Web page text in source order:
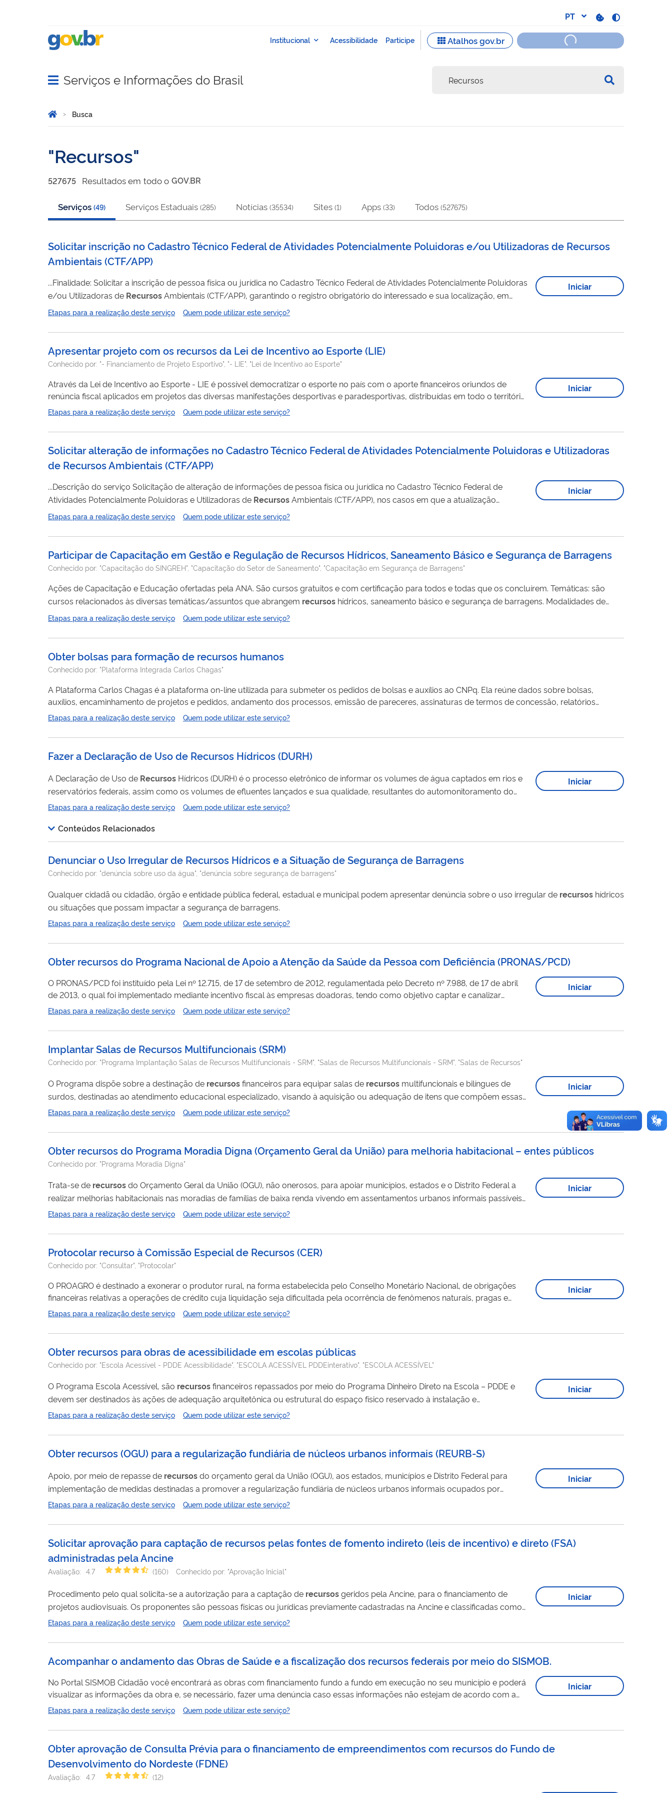
Abrir menu principal de navegação
Serviços e Informações do Brasil
Você está aqui:
Página Inicial
Busca
Recursos
527675 Resultadosem todo o GOV.BR
Serviços (49) Serviços Estaduais (285) Notícias (35534) Sites (1) Apps (33) Todos (527675)
Solicitar inscrição no Cadastro Técnico Federal de Atividades Potencialmente Poluidoras e/ou Utilizadoras de Recursos
Ambientais(CTF/APP)
...Finalidade: Solicitar a inscrição de pessoa física ou jurídica no Cadastro Técnico Federal de Atividades Potencialmente Poluidoras
e/ou Utilizadoras de RecursosAmbientais (CTF/APP), garantindo o registro obrigatório do interessado e sua localização, em
razão do exercício de atividades potencialmente poluidoras e/ou utilizadoras de
Etapas para a realização deste serviço Quem pode utilizar este serviço?
Iniciar
Apresentar projeto com os recursos da Lei de Incentivo ao Esporte(LIE)
Conhecido por: "- Financiamento de Projeto Esportivo", "- LIE", "Lei de Incentivo ao Esporte"
Através da Lei de Incentivo ao Esporte - LIE é possível democratizar o esporte no país com o aporte financeiros oriundos de
renúncia fiscal aplicados em projetos das diversas manifestações desportivas e paradesportivas, distribuídas em todo o território
nacional. Por meio de doações e patrocínios, os projetos executados via Lei de Incentivo ao Esporte - Lie, atendem crianças,
adolescentes, adultos pessoas com deficiência e idosos. Trata-se de uma inovação e um avanço na consolidação do...
Etapas para a realização deste serviço Quem pode utilizar este serviço?
Iniciar
Solicitar alteração de informações no Cadastro Técnico Federal de Atividades Potencialmente Poluidoras e Utilizadoras
de Recursos Ambientais(CTF/APP)
...Descrição do serviço Solicitação de alteração de informações de pessoa física ou jurídica no Cadastro Técnico Federal de
Atividades Potencialmente Poluidoras e Utilizadoras de RecursosAmbientais (CTF/APP), nos casos em que a atualização
depende de análise técnica prévia pelo Ibama. Quando utilizar Sempre que for necessária a atualização de dados no CTF/APP
Etapas para a realização deste serviço Quem pode utilizar este serviço?
Iniciar
Participar de Capacitação em Gestão e Regulação de Recursos Hídricos, Saneamento Básico e Segurança de Barragens
Conhecido por: "Capacitação do SINGREH", "Capacitação do Setor de Saneamento", "Capacitação em Segurança de Barragens"
Ações de Capacitação e Educação ofertadas pela ANA. São cursos gratuitos e com certificação para todos e todas que os concluírem. Temáticas: são
cursos relacionados às diversas temáticas/assuntos que abrangem recursos hídricos, saneamento básico e segurança de barragens. Modalidades de
ensino: as capacitações são ofertadas nas modalidades, presencial, a distância (EaD): autoinstrucional e remoto (síncrono e assíncrono). Idioma: para além
do português, alguns cursos são oferecidos em...
Etapas para a realização deste serviço Quem pode utilizar este serviço?
Obter bolsas para formação de recursos humanos
Conhecido por: "Plataforma Integrada Carlos Chagas"
A Plataforma Carlos Chagas é a plataforma on-line utilizada para submeter os pedidos de bolsas e auxílios ao CNPq. Ela reúne dados sobre bolsas,
auxílios, encaminhamento de projetos e pedidos, andamento dos processos, emissão de pareceres, assinaturas de termos de concessão, relatórios
técnicos e de prestação de contas, entre outras facilidades, para pesquisadores brasileiros e estrangeiros. Esta Plataforma oferece um ambiente
personalizado para o seu usuário que poderá acessar todas as...
Etapas para a realização deste serviço Quem pode utilizar este serviço?
Fazer a Declaração de Uso de Recursos Hídricos (DURH)
A Declaração de Uso de Recursos Hídricos (DURH) é o processo eletrônico de informar os volumes de água captados em rios e
reservatórios federais, assim como os volumes de efluentes lançados e sua qualidade, resultantes do automonitoramento do
uso da água. O automonitoramento consiste em o usuário derecursos
Etapas para a realização deste serviço Quem pode utilizar este serviço?
Iniciar
Conteúdos Relacionados
Denunciar o Uso Irregular de Recursos Hídricos e a Situação de Segurança de Barragens
Conhecido por: "denúncia sobre uso da água", "denúncia sobre segurança de barragens"
Qualquer cidadã ou cidadão, órgão e entidade pública federal, estadual e municipal podem apresentar denúncia sobre o uso irregular de recursos hídricos
ou situações que possam impactar a segurança de barragens.
Etapas para a realização deste serviço Quem pode utilizar este serviço?
Obter recursos do Programa Nacional de Apoio a Atenção da Saúde da Pessoa com Deficiência(PRONAS/PCD)
O PRONAS/PCD foi instituído pela Lei nº 12.715, de 17 de setembro de 2012, regulamentada pelo Decreto nº 7.988, de 17 de abril
de 2013, o qual foi implementado mediante incentivo fiscal às empresas doadoras, tendo como objetivo captar e canalizar
recursosdestinados a estimular e desenvolver ações de promoção à saúde, reabilitação/habilitação da pessoa com deficiência,
Etapas para a realização deste serviço Quem pode utilizar este serviço?
Iniciar
Implantar Salas de Recursos Multifuncionais(SRM)
Conhecido por: "Programa Implantação Salas de Recursos Multifuncionais - SRM", "Salas de Recursos Multifuncionais - SRM", "Salas de Recursos"
O Programa dispõe sobre a destinação de recursosfinanceiros para equipar salas de recursos multifuncionais e bilíngues de
surdos, destinadas ao atendimento educacional especializado, visando à aquisição ou adequação de itens que compõem essas
salas, nos moldes operacionais e regulamentares do Programa Dinheiro Direto na Escola, às escolas públicas municipais,
estaduais e do Distrito Federal da Educação Básica, conforme dispõe a Resolução nº 15, de 7 de outubro de 2020. O serviço
será...
Etapas para a realização deste serviço Quem pode utilizar este serviço?
Iniciar
Obter recursos do Programa Moradia Digna (Orçamento Geral da União) para melhoria habitacional – entes públicos
Conhecido por: "Programa Moradia Digna"
Trata-se de recursosdo Orçamento Geral da União (OGU), não onerosos, para apoiar municípios, estados e o Distrito Federal a
realizar melhorias habitacionais nas moradias de famílias de baixa renda vivendo em assentamentos urbanos informais passíveis
de regularização, por meio da contratação de serviços de assistência técnica e aquisição de material de construção. As diretrizes
para elaboração e submissão de propostas, bem como a descrição dos itens financiáveis encontram-se detalhados no ...
Etapas para a realização deste serviço Quem pode utilizar este serviço?
Iniciar
Protocolar recurso à Comissão Especial de Recursos (CER)
Conhecido por: "Consultar", "Protocolar"
O PROAGRO é destinado a exonerar o produtor rural, na forma estabelecida pelo Conselho Monetário Nacional, de obrigações
financeiras relativas a operações de crédito cuja liquidação seja dificultada pela ocorrência de fenômenos naturais, pragas e
doenças que atinjam bens, rebanhos e plantações. Ocorrendo qualquer evento que provoque diminuição ou falta de receita do
empreendimento enquadrado no Programa de Garantia da Atividade Agropecuária – Proagro, e caso o agente financeiro não
acate o...
Etapas para a realização deste serviço Quem pode utilizar este serviço?
Iniciar
Obter recursos para obras de acessibilidade em escolas públicas
Conhecido por: "Escola Acessível - PDDE Acessibilidade", "ESCOLA ACESSÍVEL PDDEinterativo", "ESCOLA ACESSÍVEL"
O Programa Escola Acessível, são recursosfinanceiros repassados por meio do Programa Dinheiro Direto na Escola – PDDE e
devem ser destinados às ações de adequação arquitetônica ou estrutural do espaço físico reservado à instalação e
funcionamento das salas derecursosmultifuncionais; adequação de sanitários, alargamento de portas e vias de acesso,
cadeira de rodas,...
Etapas para a realização deste serviço Quem pode utilizar este serviço?
Iniciar
Obter recursos (OGU) para a regularização fundiária de núcleos urbanos informais(REURB-S)
Apoio, por meio de repasse de recursosdo orçamento geral da União (OGU), aos estados, municípios e Distrito Federal para
implementação de medidas destinadas a promover a regularização fundiária de núcleos urbanos informais ocupados por
parlamentar.
Etapas para a realização deste serviço Quem pode utilizar este serviço?
Iniciar
Solicitar aprovação para captação de recursos pelas fontes de fomento indireto (leis de incentivo) e direto (FSA)
administradas pela Ancine
Avaliação: 4.7 (160) Conhecido por: "Aprovação Inicial"
Procedimento pelo qual solicita-se a autorização para a captação de recursosgeridos pela Ancine, para o financiamento de
projetos audiovisuais. Os proponentes são pessoas físicas ou jurídicas previamente cadastradas na Ancine e classificadas como
aptas para a solicitação.
Etapas para a realização deste serviço Quem pode utilizar este serviço?
Iniciar
Acompanhar o andamento das Obras de Saúde e a fiscalização dos recursos federais por meio do SISMOB.
No Portal SISMOB Cidadão você encontrará as obras com financiamento fundo a fundo em execução no seu município e poderá
visualizar as informações da obra e, se necessário, fazer uma denúncia caso essas informações não estejam de acordo com a
realidade. Você pode apoiar o Ministério da Saúde na fiscalização de obras em unidades de saúde, como hospitais, postos de
saúde (unidade básica de saúde), UPAs (unidade de pronto atendimento 24 horas), entre outras. Acesse a página do SISMOB
Cidadão,...
Etapas para a realização deste serviço Quem pode utilizar este serviço?
Iniciar
Obter aprovação de Consulta Prévia para o financiamento de empreendimentos com recursos do Fundo de
Desenvolvimento do Nordeste(FDNE)
Avaliação: 4.7 (12)